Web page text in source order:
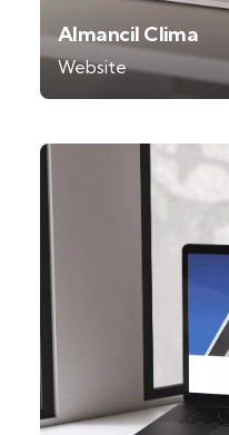
Almancil Clima
Website